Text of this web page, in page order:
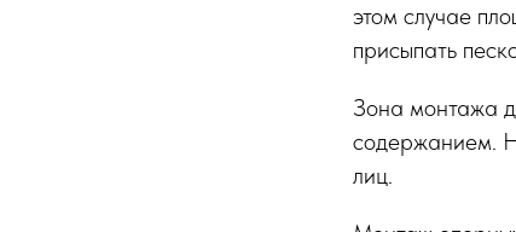
этом случае
присыпать
Зона монтажа
содержанием.
лиц.